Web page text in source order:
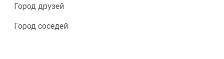
Город друзей
Город соседей